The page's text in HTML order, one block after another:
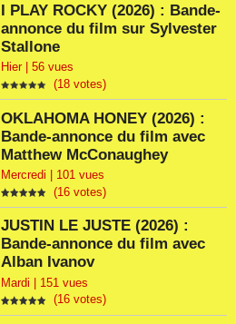
I PLAY ROCKY (2026) : Bande-
annonce du film sur Sylvester
Stallone
Hier | 56 vues
(18 votes)
OKLAHOMA HONEY (2026) :
Bande-annonce du film avec
Matthew McConaughey
Mercredi | 101 vues
(16 votes)
JUSTIN LE JUSTE (2026) :
Bande-annonce du film avec
Alban Ivanov
Mardi | 151 vues
(16 votes)